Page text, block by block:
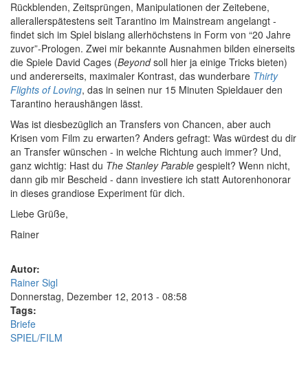
Rückblenden, Zeitsprüngen, Manipulationen der Zeitebene,
allerallerspätestens seit Tarantino im Mainstream angelangt -
findet sich im Spiel bislang allerhöchstens in Form von “20 Jahre
zuvor”-Prologen. Zwei mir bekannte Ausnahmen bilden einerseits
die Spiele David Cages (Beyondsoll hier ja einige Tricks bieten)
und andererseits, maximaler Kontrast, das wunderbare Thirty
Flights of Loving, das in seinen nur 15 Minuten Spieldauer den
Tarantino heraushängen lässt.
Was ist diesbezüglich an Transfers von Chancen, aber auch
Krisen vom Film zu erwarten? Anders gefragt: Was würdest du dir
an Transfer wünschen - in welche Richtung auch immer? Und,
ganz wichtig: Hast du The Stanley Parable gespielt? Wenn nicht,
dann gib mir Bescheid - dann investiere ich statt Autorenhonorar
in dieses grandiose Experiment für dich.
Liebe Grüße,
Rainer
Autor:
Rainer Sigl
Donnerstag, Dezember 12, 2013 - 08:58
Tags:
Briefe
SPIEL/FILM